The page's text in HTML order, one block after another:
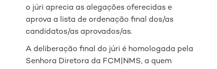
o júri aprecia as alegações oferecidas e
aprova a lista de ordenação final dos/as
candidatos/as aprovados/as.
A deliberação final do júri é homologada pela
Senhora Diretora da FCM|NMS, a quem